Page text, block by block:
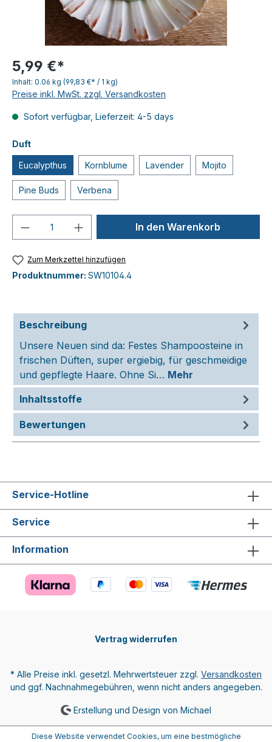
5,99 €*
Inhalt: 0.06 kg (99,83 €* / 1 kg)
Preise inkl. MwSt. zzgl. Versandkosten
Sofort verfügbar, Lieferzeit: 4-5 days
Duft
Eucalypthus Kornblume Lavender Mojito
Pine Buds Verbena
Produkt Anzahl: Gib denIn den Warenkorb
Zum Merkzettel hinzufügen
Produktnummer: SW10104.4
Beschreibung
Unsere Neuen sind da: Festes Shampoosteine in
frischen Düften, super ergiebig, für geschmeidige
und gepflegte Haare. Ohne Si… Mehr
Inhaltsstoffe
Bewertungen
Service-Hotline
Service
Information
Vertrag widerrufen
* Alle Preise inkl. gesetzl. Mehrwertsteuer zzgl. Versandkosten
und ggf. Nachnahmegebühren, wenn nicht anders angegeben.
Erstellung und Design von Michael
Diese Website verwendet Cookies, um eine bestmögliche